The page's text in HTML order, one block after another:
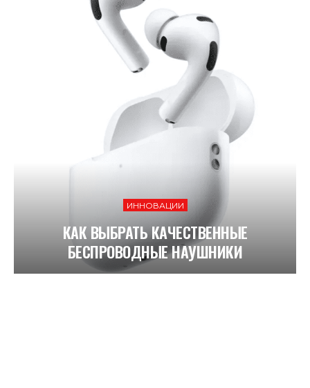
ИННОВАЦИИ
КАК ВЫБРАТЬ КАЧЕСТВЕННЫЕ
БЕСПРОВОДНЫЕ НАУШНИКИ